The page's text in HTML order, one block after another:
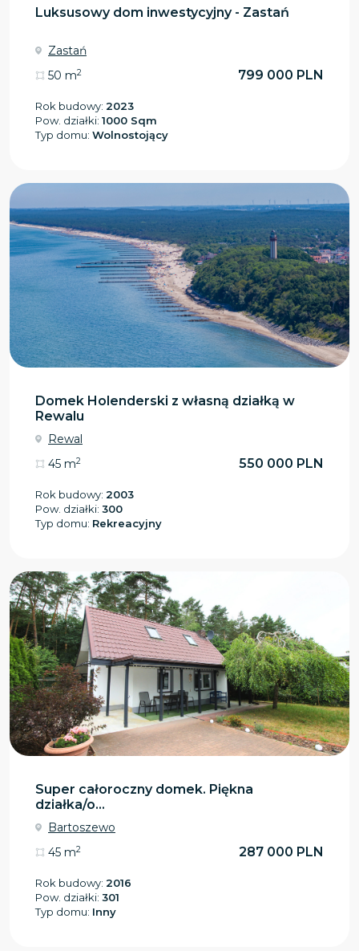
Luksusowy dom inwestycyjny - Zastań
Zastań
50 m2 799 000 PLN
Rok budowy: 2023
Pow. działki: 1000 Sqm
Typ domu: Wolnostojący
Domek Holenderski z własną działką w
Rewalu
Rewal
45 m2 550 000 PLN
Rok budowy: 2003
Pow. działki: 300
Typ domu: Rekreacyjny
Super całoroczny domek. Piękna
działka/o...
Bartoszewo
45 m2 287 000 PLN
Rok budowy: 2016
Pow. działki: 301
Typ domu: Inny